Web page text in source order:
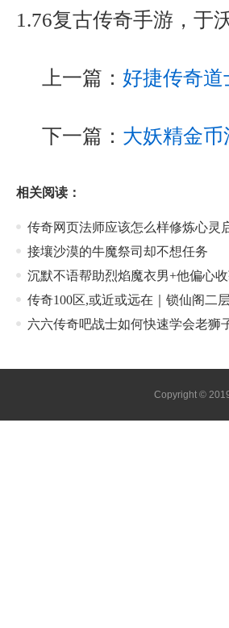
1.76复古传奇手游，于
上一篇： 好捷传奇
下一篇： 大妖精金
相关阅读：
传奇网页法师应该怎么样修炼心灵
接壤沙漠的牛魔祭司却不想任务
沉默不语帮助烈焰魔衣男+他偏心
传奇100区,或近或远在｜锁仙阁二
六六传奇吧战士如何快速学会老狮
Copyright ©